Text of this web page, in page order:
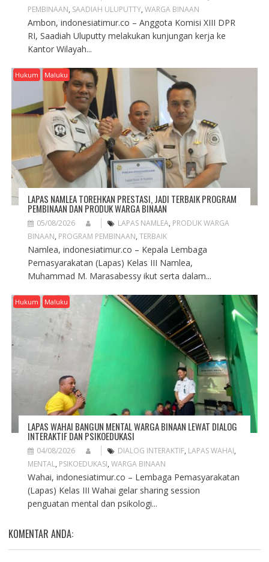
PEMBINAAN, SAADIAH ULUPUTTY, WARGA BINAAN
Ambon, indonesiatimur.co – Anggota Komisi XIII DPR
RI, Saadiah Uluputty melakukan kunjungan kerja ke
Kantor Wilayah...
Hukum Maluku
LAPAS NAMLEA TOREHKAN PRESTASI, JADI TERBAIK PROGRAM
PEMBINAAN DAN PRODUK WARGA BINAAN
05/08/2026 LAPAS NAMLEA, PRODUK WARGA
BINAAN, PROGRAM PEMBINAAN, TERBAIK
Namlea, indonesiatimur.co – Kepala Lembaga
Pemasyarakatan (Lapas) Kelas III Namlea,
Muhammad M. Marasabessy ikut serta dalam...
Hukum Maluku
LAPAS WAHAI BANGUN MENTAL WARGA BINAAN LEWAT DIALOG
INTERAKTIF DAN PSIKOEDUKASI
04/08/2026 DIALOG INTERAKTIF, LAPAS WAHAI,
MENTAL, PSIKOEDUKASI, WARGA BINAAN
Wahai, indonesiatimur.co – Lembaga Pemasyarakatan
(Lapas) Kelas III Wahai gelar sharing session
penguatan mental dan psikologi...
KOMENTAR ANDA: